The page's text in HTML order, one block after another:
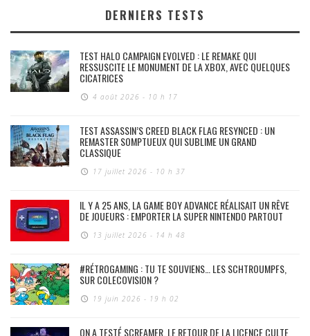
DERNIERS TESTS
TEST HALO CAMPAIGN EVOLVED : LE REMAKE QUI
RESSUSCITE LE MONUMENT DE LA XBOX, AVEC QUELQUES
CICATRICES
4 août 2026 - 10 h 17
TEST ASSASSIN’S CREED BLACK FLAG RESYNCED : UN
REMASTER SOMPTUEUX QUI SUBLIME UN GRAND
CLASSIQUE
17 juillet 2026 - 10 h 37
IL Y A 25 ANS, LA GAME BOY ADVANCE RÉALISAIT UN RÊVE
DE JOUEURS : EMPORTER LA SUPER NINTENDO PARTOUT
13 juillet 2026 - 14 h 48
#RÉTROGAMING : TU TE SOUVIENS… LES SCHTROUMPFS,
SUR COLECOVISION ?
19 juin 2026 - 19 h 02
ON A TESTÉ SCREAMER, LE RETOUR DE LA LICENCE CULTE